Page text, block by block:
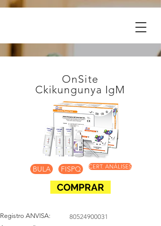
OnSite
Ckikungunya IgM
BULA FISPQ CERT. ANÁLISES
COMPRAR
Registro ANVISA:
80524900031